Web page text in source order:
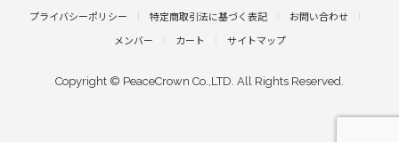
プライバシーポリシー 特定商取引法に基づく表記 お問い合わせ
メンバー カート サイトマップ
Copyright © PeaceCrown Co.,LTD. All Rights Reserved.